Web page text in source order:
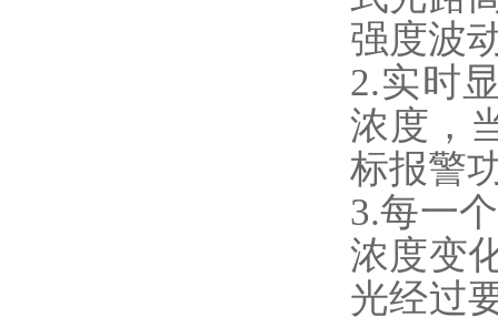
强度波
2.实时
浓度，
标报警
3.每一
浓度变
光经过